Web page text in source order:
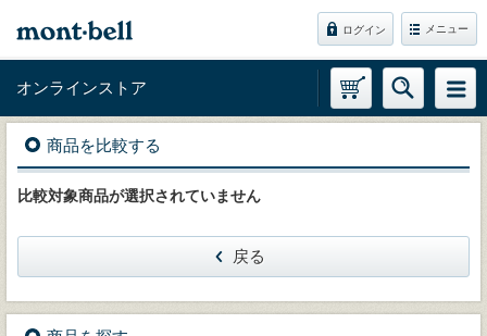
ログイン メニュー
オンラインストア
商品を比較する
比較対象商品が選択されていません
戻る